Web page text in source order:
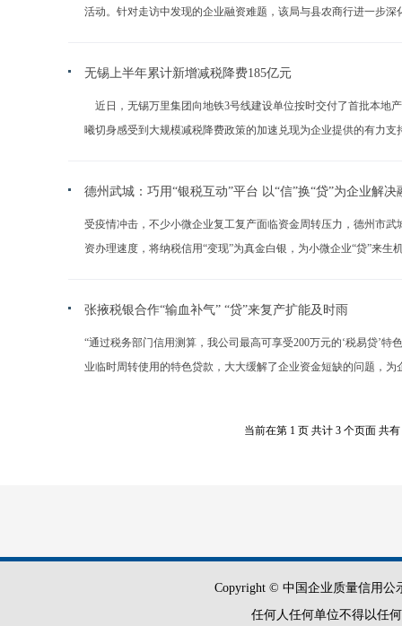
活动。针对走访中发现的企业融资难题，该局与县农商行进一步深
无锡上半年累计新增减税降费185亿元
近日，无锡万里集团向地铁3号线建设单位按时交付了首批本地
曦切身感受到大规模减税降费政策的加速兑现为企业提供的有力支
德州武城：巧用“银税互动”平台 以“信”换“贷”为企业解决
受疫情冲击，不少小微企业复工复产面临资金周转压力，德州市
资办理速度，将纳税信用“变现”为真金白银，为小微企业“贷”来
张掖税银合作“输血补气” “贷”来复产扩能及时雨
“通过税务部门信用测算，我公司最高可享受200万元的‘税易贷’
业临时周转使用的特色贷款，大大缓解了企业资金短缺的问题，为
当前在第 1 页 共计 3 个页面
Copyright © 中国企业质量信用
任何人任何单位不得以任